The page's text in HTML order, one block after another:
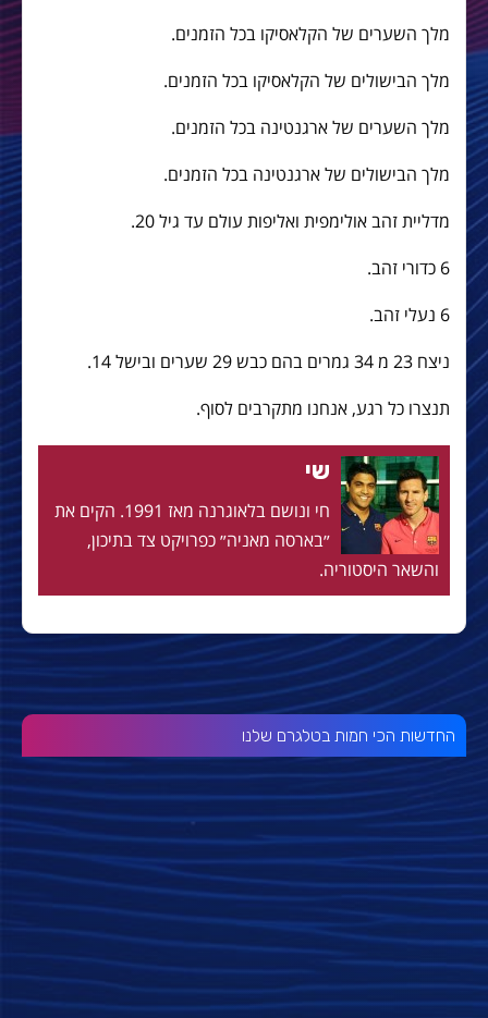
מלך השערים של הקלאסיקו בכל הזמנים.
מלך הבישולים של הקלאסיקו בכל הזמנים.
מלך השערים של ארגנטינה בכל הזמנים.
מלך הבישולים של ארגנטינה בכל הזמנים.
מדליית זהב אולימפית ואליפות עולם עד גיל 20.
6 כדורי זהב.
6 נעלי זהב.
ניצח 23 מ 34 גמרים בהם כבש 29 שערים ובישל 14.
תנצרו כל רגע, אנחנו מתקרבים לסוף.
שי
חי ונושם בלאוגרנה מאז 1991. הקים את
״בארסה מאניה״ כפרויקט צד בתיכון,
והשאר היסטוריה.
החדשות הכי חמות בטלגרם שלנו